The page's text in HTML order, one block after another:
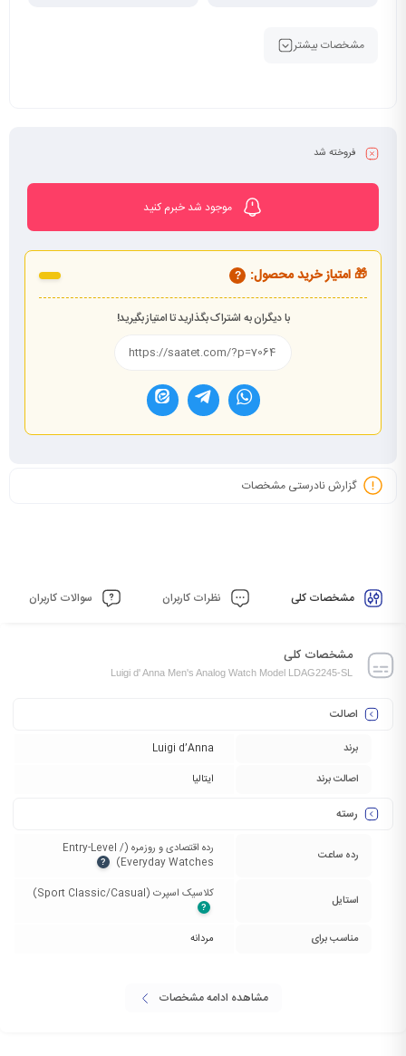
مشخصات بیشتر
فروخته شد
موجود شد خبرم کنید
🎁 امتیاز خرید محصول: ?
با دیگران به اشتراک بگذارید تا امتیاز بگیرید!
گزارش نادرستی مشخصات
مشخصات کلی نظرات کاربران سوالات کاربران
مشخصات کلی
Luigi d' Anna Men's Analog Watch Model LDAG2245-SL
اصالت
برند
Luigi d’Anna
اصالت برند
ایتالیا
رسته
رده ساعت
رده اقتصادی و روزمره (Entry-Level /
Everyday Watches)‏
?
استایل کلاسیک اسپرت (Sport Classic/Casual)‏
?
مناسب برای مردانه
مشاهده ادامه مشخصات